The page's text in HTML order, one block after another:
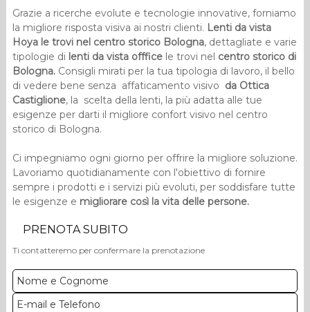
Grazie a ricerche evolute e tecnologie innovative, forniamo
la migliore risposta visiva ai nostri clienti. Lenti da vista
Hoya le trovi nel centro storico Bologna, dettagliate e varie
tipologie di lenti da vista offfice le trovi nel centro storico di
Bologna. Consigli mirati per la tua tipologia di lavoro, il bello
di vedere bene senza affaticamento visivo da Ottica
Castiglione, la scelta della lenti, la più adatta alle tue
esigenze per darti il migliore confort visivo nel centro
storico di Bologna.
Ci impegniamo ogni giorno per offrire la migliore soluzione.
Lavoriamo quotidianamente con l'obiettivo di fornire
sempre i prodotti e i servizi più evoluti, per soddisfare tutte
le esigenze e migliorare così la vita delle persone.
PRENOTA SUBITO
Ti contatteremo per confermare la prenotazione